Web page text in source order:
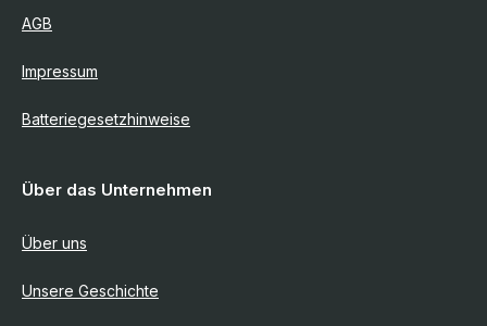
AGB
Impressum
Batteriegesetzhinweise
Über das Unternehmen
Über uns
Unsere Geschichte